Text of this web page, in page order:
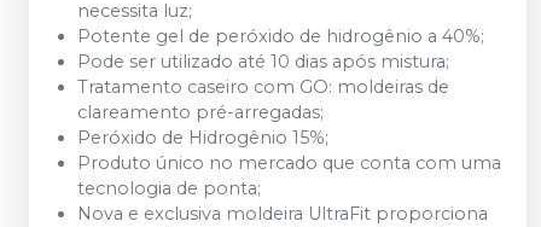
necessita luz;
Potente gel de peróxido de hidrogênio a 40%;
Pode ser utilizado até 10 dias após mistura;
Tratamento caseiro com GO: moldeiras de
clareamento pré-arregadas;
Peróxido de Hidrogênio 15%;
Produto único no mercado que conta com uma
tecnologia de ponta;
Nova e exclusiva moldeira UltraFit proporciona